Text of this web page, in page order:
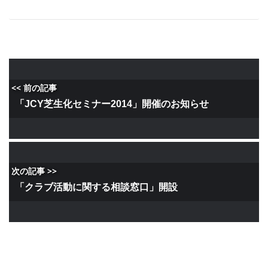
<< 前の記事
「JCY芝生化セミナー2014」開催のお知らせ
次の記事 >>
「クラブ活動に関する相談窓口」開設